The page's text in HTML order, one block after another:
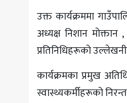
उक्त कार्यक्रममा
अध्यक्ष निशान
प्रतिनिधिहरूको
कार्यक्रमका प्रमुख
स्वास्थ्यकर्मीहरूको